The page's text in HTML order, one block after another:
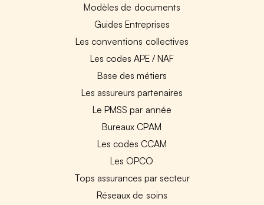
Modèles de documents
Guides Entreprises
Les conventions collectives
Les codes APE / NAF
Base des métiers
Les assureurs partenaires
Le PMSS par année
Bureaux CPAM
Les codes CCAM
Les OPCO
Tops assurances par secteur
Réseaux de soins